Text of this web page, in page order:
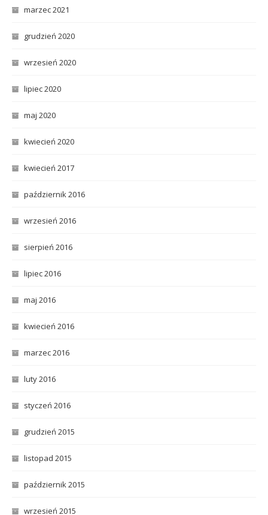
marzec 2021
grudzień 2020
wrzesień 2020
lipiec 2020
maj 2020
kwiecień 2020
kwiecień 2017
październik 2016
wrzesień 2016
sierpień 2016
lipiec 2016
maj 2016
kwiecień 2016
marzec 2016
luty 2016
styczeń 2016
grudzień 2015
listopad 2015
październik 2015
wrzesień 2015